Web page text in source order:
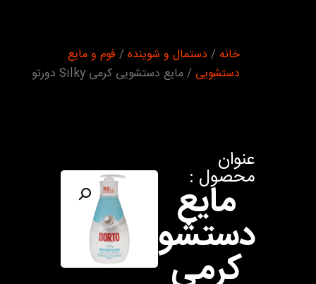
خانه / دستمال و شوینده/ فوم و مایع
دستشویی / مایع دستشویی کرمی Silky دورتو
عنوان
محصول :
مایع
دستشویی
کرمی